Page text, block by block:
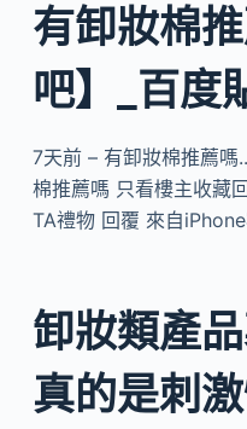
有卸妝棉
吧】_百度
7天前 – 有卸妝棉推薦
棉推薦嗎 只看樓主收藏
TA禮物 回覆 來自
卸妝類產
真的是刺